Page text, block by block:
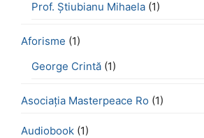
Prof. Știubianu Mihaela (1)
Aforisme (1)
George Crintă (1)
Asociația Masterpeace Ro (1)
Audiobook (1)